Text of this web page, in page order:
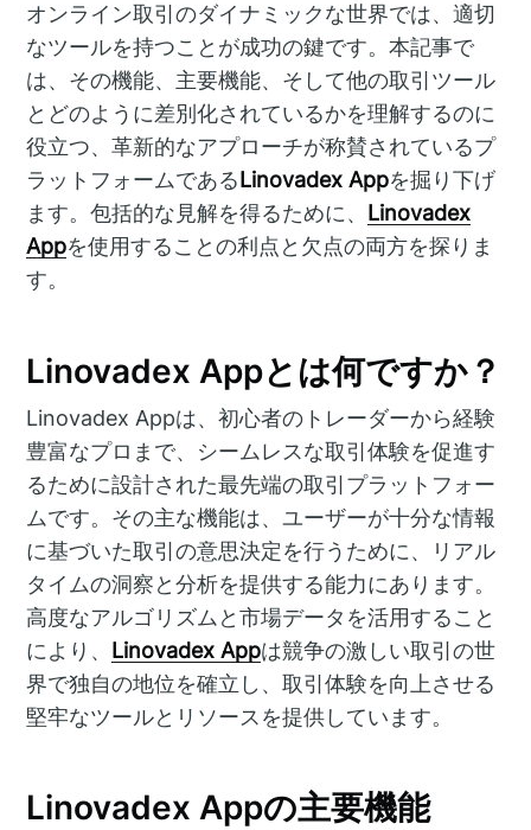
オンライン取引のダイナミックな世界では、適切
なツールを持つことが成功の鍵です。本記事で
は、その機能、主要機能、そして他の取引ツール
とどのように差別化されているかを理解するのに
役立つ、革新的なアプローチが称賛されているプ
ラットフォームであるLinovadex Appを掘り下げ
ます。包括的な見解を得るために、 Linovadex
Appを使用することの利点と欠点の両方を探りま
す。
Linovadex Appとは何ですか？
Linovadex Appは、初心者のトレーダーから経験
豊富なプロまで、シームレスな取引体験を促進す
るために設計された最先端の取引プラットフォー
ムです。その主な機能は、ユーザーが十分な情報
に基づいた取引の意思決定を行うために、リアル
タイムの洞察と分析を提供する能力にあります。
高度なアルゴリズムと市場データを活用すること
により、 Linovadex Appは競争の激しい取引の世
界で独自の地位を確立し、取引体験を向上させる
堅牢なツールとリソースを提供しています。
Linovadex Appの主要機能